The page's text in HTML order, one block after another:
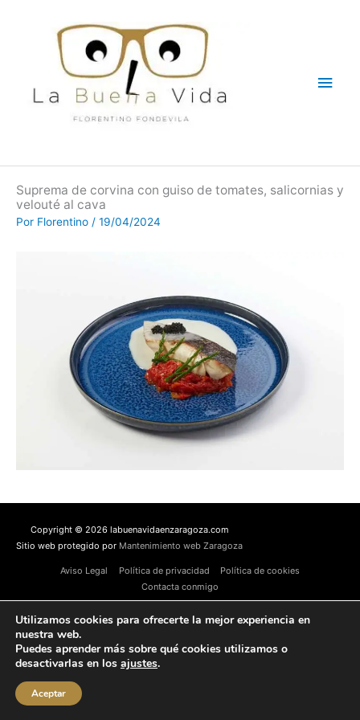
Suprema de corvina con guiso de tomates, salicornias y
velouté al cava
Por Florentino / 19/04/2024
Copyright © 2026 labuenavidaenzaragoza.com
Sitio web protegido por Mantenimiento web Zaragoza
Aviso Legal Política de privacidad
Política de cookies
Contacta conmigo
Utilizamos cookies para ofrecerte la mejor experiencia en
nuestra web.
Puedes aprender más sobre qué cookies utilizamos o
desactivarlas en los ajustes.
Aceptar